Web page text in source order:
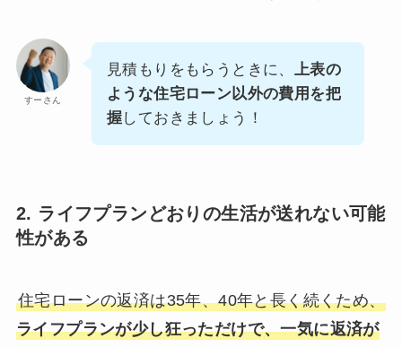
すーさん
見積もりをもらうときに、 上表の
ような住宅ローン以外の費用を把
握しておきましょう！
2. ライフプランどおりの生活が送れない可能
性がある
住宅ローンの返済は35年、40年と長く続くため、
ライフプランが少し狂っただけで、一気に返済が